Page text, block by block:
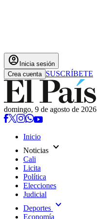
account_circle Inicia sesión
Crea cuenta SUSCRÍBETE
domingo, 9 de agosto de 2026
Inicio
Noticias expand_more
Cali
Licita
Política
Elecciones
Judicial
Deportes expand_more
Economía